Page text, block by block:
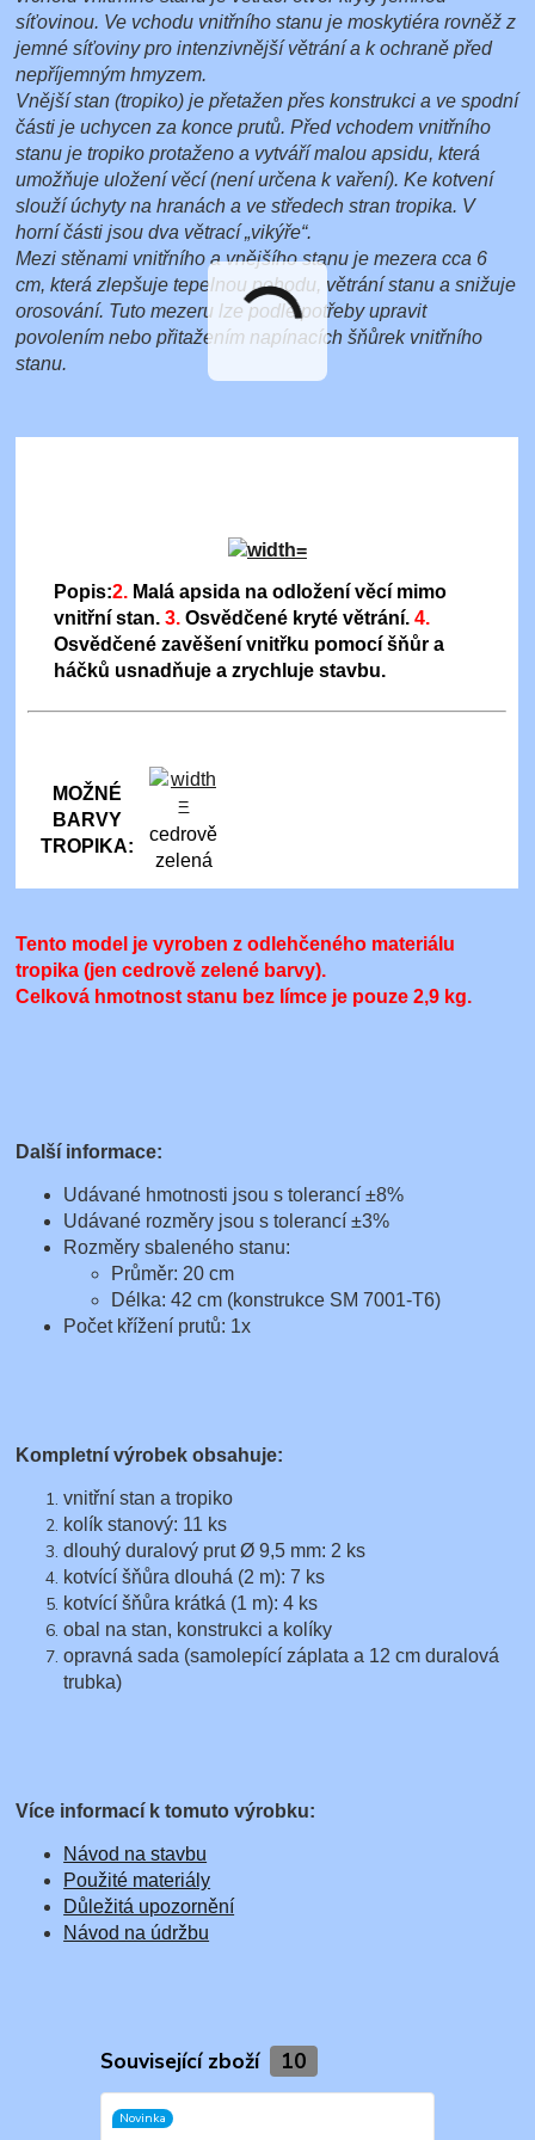
síťovinou. Ve vchodu vnitřního stanu je moskytiéra rovněž z
jemné síťoviny pro intenzivnější větrání a k ochraně před
nepříjemným hmyzem.
Vnější stan (tropiko) je přetažen přes konstrukci a ve spodní
části je uchycen za konce prutů. Před vchodem vnitřního
stanu je tropiko protaženo a vytváří malou apsidu, která
umožňuje uložení věcí (není určena k vaření). Ke kotvení
slouží úchyty na hranách a ve středech stran tropika. V
horní části jsou dva větrací „vikýře“.
Mezi stěnami vnitřního a vnějšího stanu je mezera cca 6
cm, která zlepšuje tepelnou pohodu, větrání stanu a snižuje
orosování. Tuto mezeru lze podle potřeby upravit
povolením nebo přitažením napínacích šňůrek vnitřního
stanu.
Popis:2. Malá apsida na odložení věcí mimo
vnitřní stan. 3. Osvědčené kryté větrání. 4.
Osvědčené zavěšení vnitřku pomocí šňůr a
háčků usnadňuje a zrychluje stavbu.
MOŽNÉ
BARVY
TROPIKA:
cedrově
zelená
Tento model je vyroben z odlehčeného materiálu
tropika (jen cedrově zelené barvy).
Celková hmotnost stanu bez límce je pouze 2,9 kg.
Další informace:
Udávané hmotnosti jsou s tolerancí ±8%
Udávané rozměry jsou s tolerancí ±3%
Rozměry sbaleného stanu:
Průměr: 20 cm
Délka: 42 cm (konstrukce SM 7001-T6)
Počet křížení prutů: 1x
Kompletní výrobek obsahuje:
vnitřní stan a tropiko
kolík stanový: 11 ks
dlouhý duralový prut Ø 9,5 mm: 2 ks
kotvící šňůra dlouhá (2 m): 7 ks
kotvící šňůra krátká (1 m): 4 ks
obal na stan, konstrukci a kolíky
opravná sada (samolepící záplata a 12 cm duralová
trubka)
Více informací k tomuto výrobku:
Návod na stavbu
Použité materiály
Důležitá upozornění
Návod na údržbu
Související zboží 10
Novinka